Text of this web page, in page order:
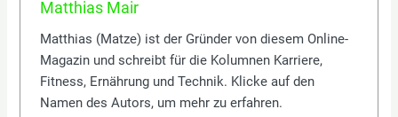
Matthias Mair
Matthias (Matze) ist der Gründer von diesem Online-
Magazin und schreibt für die Kolumnen Karriere,
Fitness, Ernährung und Technik. Klicke auf den
Namen des Autors, um mehr zu erfahren.